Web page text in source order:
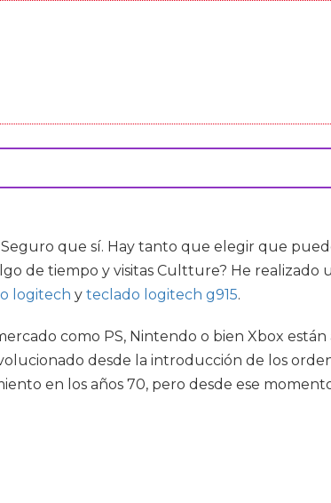
que sí. Hay tanto que elegir que
de tiempo y visitas Cultture? He
logitech y teclado logitech g915.
como PS, Nintendo o bien Xbox
desde la introducción de los
en los años 70, pero desde ese